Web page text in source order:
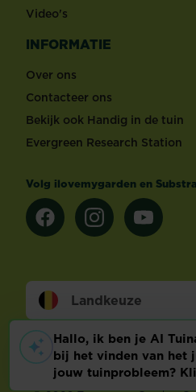
Video's
INFORMATIE
Over ons
Contacteer ons
Bekijk ook Handig in de tuin
Evergreen Research Station
Volg ilovemygarden en
Landkeuze
Footer
Wettelijke Bepalingen
Privacy en cookiesCookie